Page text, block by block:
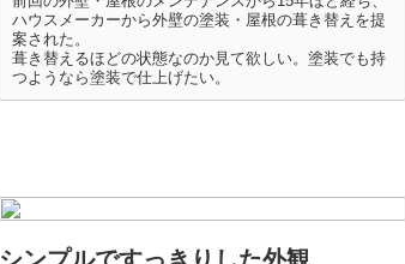
ハウスメーカーから外壁の塗装・屋根の葺き替えを提
案された。
葺き替えるほどの状態なのか見て欲しい。塗装でも持
つようなら塗装で仕上げたい。